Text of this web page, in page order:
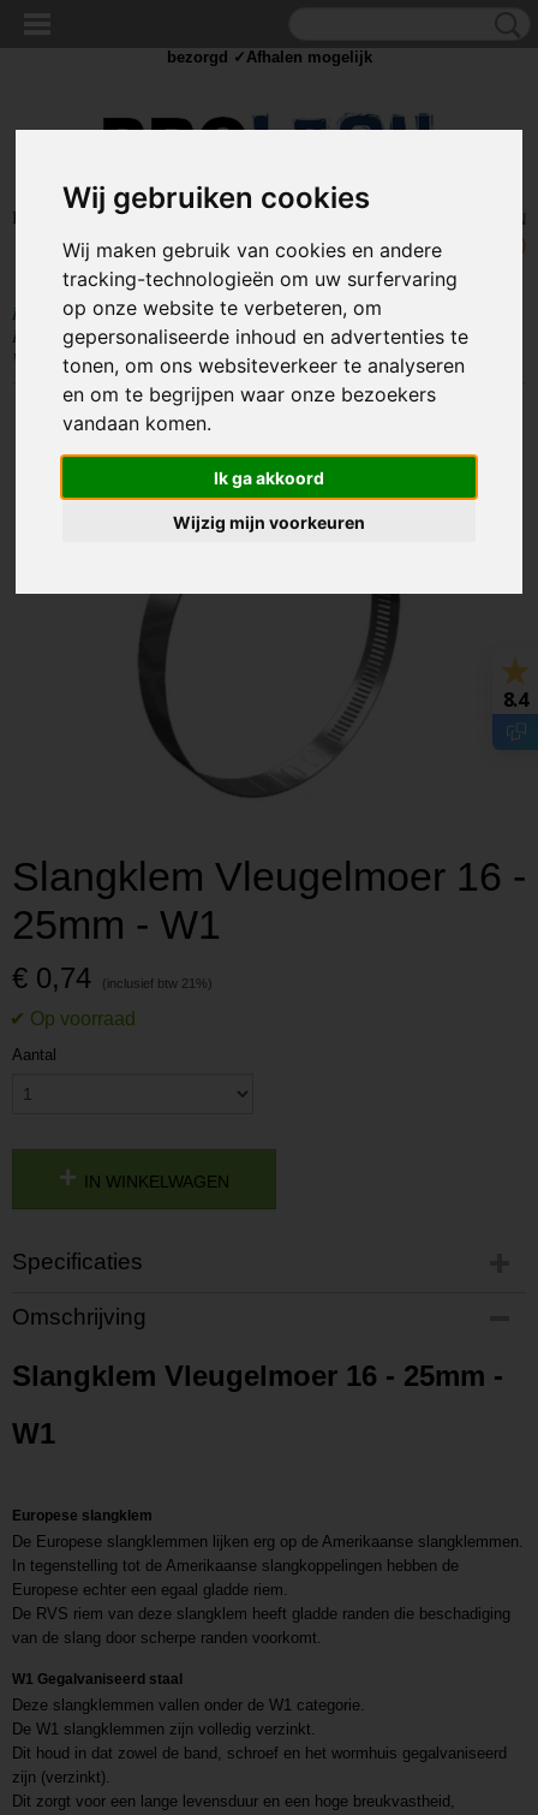
Wij gebruiken cookies
Wij maken gebruik van cookies en andere
tracking-technologieën om uw surfervaring
op onze website te verbeteren, om
gepersonaliseerde inhoud en advertenties te
tonen, om ons websiteverkeer te analyseren
en om te begrijpen waar onze bezoekers
vandaan komen.
Ik ga akkoord
Wijzig mijn voorkeuren
Inloggen Registreren
UW WINKELWAGEN
Geen producten
(0)
Home >IJZERWAREN>SLANGKLEMMEN> SLANGKLEMMEN
EURO
>SLANGKLEM W1 + VLEUGELMOER>Slangklem
Vleugelmoer 16 - 25mm - W1
Slangklem Vleugelmoer 16 -
25mm - W1
€ 0,74
Aantal
IN WINKELWAGEN
Specificaties
Productcode
P201807111127
L201807111127
Omschrijving
Slangklem Vleugelmoer 16 - 25mm -
W1
Europese slangklem
De Europese slangklemmen lijken erg op de Amerikaanse slangklemmen.
In tegenstelling tot de Amerikaanse slangkoppelingen hebben de
Europese echter een egaal gladde riem.
De RVS riem van deze slangklem heeft gladde randen die beschadiging
van de slang door scherpe randen voorkomt.
W1 Gegalvaniseerd staal
Deze slangklemmen vallen onder de W1 categorie.
De W1 slangklemmen zijn volledig verzinkt.
Dit houd in dat zowel de band, schroef en het wormhuis gegalvaniseerd
zijn (verzinkt).
Dit zorgt voor een lange levensduur en een hoge breukvastheid,
bezorgd ✓Afhalen mogelijk
8.4